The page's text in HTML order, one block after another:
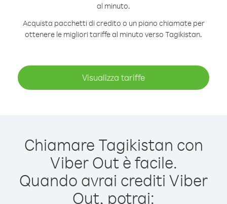
al minuto.
Acquista pacchetti di credito o un piano chiamate per
ottenere le migliori tariffe al minuto verso Tagikistan.
Visualizza tariffe
Chiamare Tagikistan con
Viber Out è facile.
Quando avrai crediti Viber
Out, potrai: